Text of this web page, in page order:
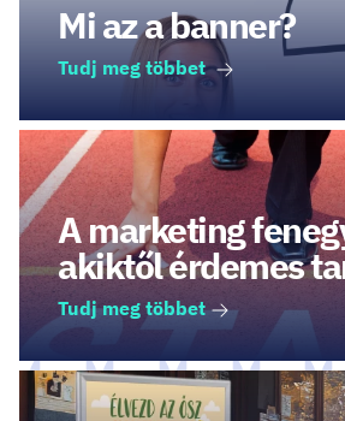
Mi az a banner?
Tudj meg többet
A marketing
akiktől érdemes
Tudj meg többet